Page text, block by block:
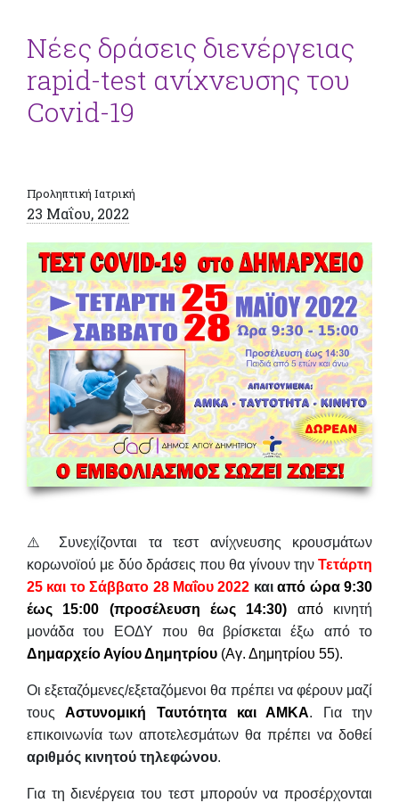
Νέες δράσεις διενέργειας
rapid-test ανίχνευσης του
Covid-19
Προληπτική Ιατρική
23 Μαΐου, 2022
⚠️ Συνεχίζονται τα τεστ ανίχνευσης κρουσμάτων
κορωνοϊού με δύο δράσεις που θα γίνουν την Τετάρτη
25 και το Σάββατο 28 Μαΐου 2022 καιαπό ώρα 9:30
έως 15:00 (προσέλευση έως 14:30) από κινητή
μονάδα του ΕΟΔΥ που θα βρίσκεται έξω από το
Δημαρχείο Αγίου Δημητρίου (Αγ. Δημητρίου 55).
Οι εξεταζόμενες/εξεταζόμενοι θα πρέπει να φέρουν μαζί
τουςΑστυνομική Ταυτότητα και ΑΜΚΑ. Για την
επικοινωνία των αποτελεσμάτων θα πρέπει να δοθεί
αριθμός κινητού τηλεφώνου.
Για τη διενέργεια του τεστ μπορούν να προσέρχονται